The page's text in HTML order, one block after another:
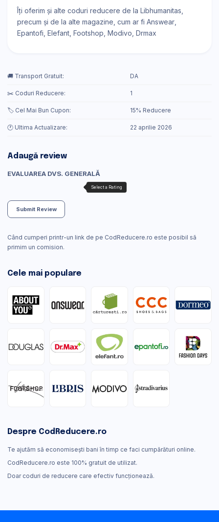
Îți oferim și alte coduri reducere de la Libhumanitas,
precum și de la alte magazine, cum ar fi Answear
Epantofi Elefant Footshop Modivo Drmax
🚚 Transport Gratuit: DA
✂️ Coduri Reducere: 1
🏷️ Cel Mai Bun Cupon: 15% Reducere
🕐 Ultima Actualizare: 22 aprilie 2026
Adaugă review
EVALUAREA DVS. GENERALĂ
Submit Review
Când cumperi printr-un link de pe CodReducere.ro este posibil să
primim un comision.
Cele mai populare
Despre CodReducere.ro
Te ajutăm să economisești bani în timp ce faci cumpărături online.
CodReducere.ro este 100% gratuit de utilizat.
Doar coduri de reducere care efectiv funcţionează.